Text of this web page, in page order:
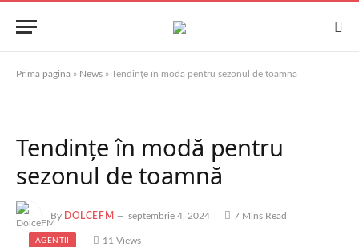
Prima pagină » News » Tendințe în modă pentru sezonul de toamnă
Tendințe în modă pentru
sezonul de toamnă
By DOLCEFM septembrie 4, 2024 7 Mins Read
AGENTII 11 Views